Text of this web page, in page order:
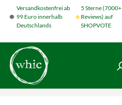
Zum Hauptinhalt springen
Versandkostenfrei ab
99 Euro innerhalb
Deutschlands
5 Sterne (7000+
Reviews) auf
SHOPVOTE